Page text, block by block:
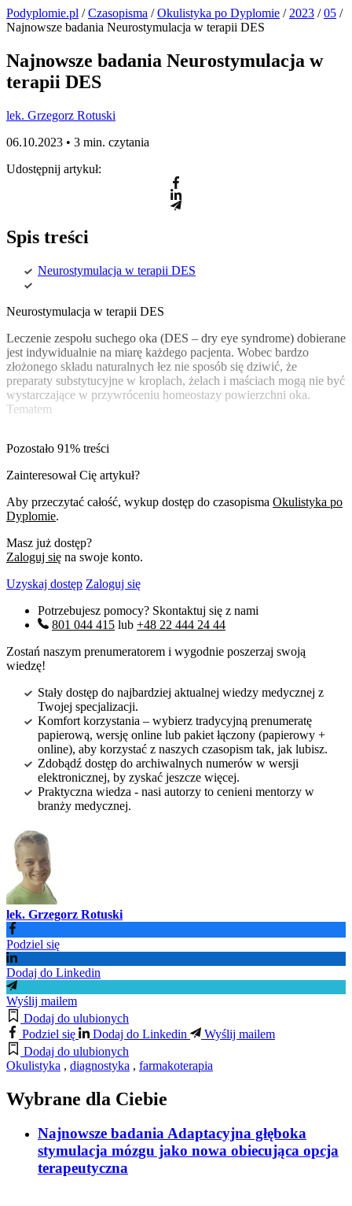
Podyplomie.pl /Czasopisma /Okulistyka po Dyplomie / 2023 /05 /
Najnowsze badania Neurostymulacja w terapii DES
Najnowsze badania Neurostymulacja w
terapii DES
lek. Grzegorz Rotuski
06.10.2023 • 3 min. czytania
Udostępnij artykuł:
Spis treści
Neurostymulacja w terapii DES
Neurostymulacja w terapii DES
Leczenie zespołu suchego oka (DES – dry eye syndrome) dobierane
jest indywidualnie na miarę każdego pacjenta. Wobec bardzo
złożonego składu naturalnych łez nie sposób się dziwić, że
preparaty substytucyjne w kroplach, żelach i maściach mogą nie być
wystarczające w przywróceniu homeostazy powierzchni oka.
Tematem
Pozostało 91% treści
Zainteresował Cię artykuł?
Aby przeczytać całość, wykup dostęp do czasopisma Okulistyka po
Dyplomie.
Masz już dostęp?
Zaloguj się na swoje konto.
Uzyskaj dostęp Zaloguj się
Potrzebujesz pomocy? Skontaktuj się z nami
801 044 415 lub +48 22 444 24 44
Zostań naszym prenumeratorem i wygodnie poszerzaj swoją
wiedzę!
Stały dostęp do najbardziej aktualnej wiedzy medycznej z
Twojej specjalizacji.
Komfort korzystania – wybierz tradycyjną prenumeratę
papierową, wersję online lub pakiet łączony (papierowy +
online), aby korzystać z naszych czasopism tak, jak lubisz.
Zdobądź dostęp do archiwalnych numerów w wersji
elektronicznej, by zyskać jeszcze więcej.
Praktyczna wiedza - nasi autorzy to cenieni mentorzy w
branży medycznej.
lek. Grzegorz Rotuski
Podziel się
Dodaj do Linkedin
Wyślij mailem
Dodaj do ulubionych
Podziel się
Dodaj do Linkedin
Wyślij mailem
Dodaj do ulubionych
Okulistyka , diagnostyka , farmakoterapia
Wybrane dla Ciebie
Najnowsze badania Adaptacyjna głęboka
stymulacja mózgu jako nowa obiecująca opcja
terapeutyczna